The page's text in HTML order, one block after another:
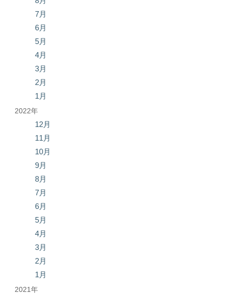
7月
6月
5月
4月
3月
2月
1月
2022年
12月
11月
10月
9月
8月
7月
6月
5月
4月
3月
2月
1月
2021年